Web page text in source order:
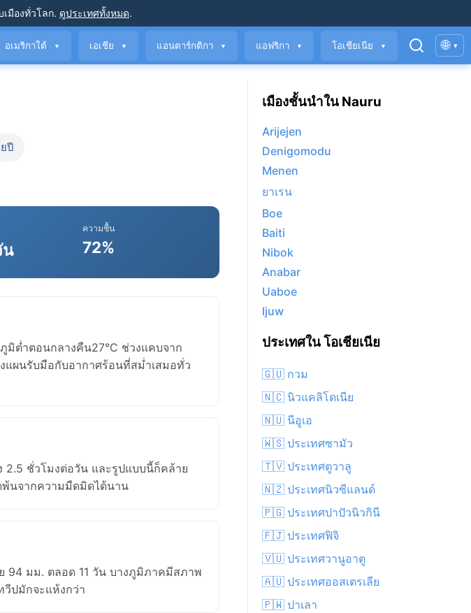
เมืองทั่วโลก. ดูประเทศทั้งหมด.
อเมริกาใต้ ▼ เอเชีย ▼ แอนตาร์กติกา ▼ แอฟริกา ▼ โอเชียเนีย ▼ 🌐 ▾
ปี
ความชื้น
72%
มิต่ำตอนกลางคืน27°C ช่วงแคบจาก
แผนรับมือกับอากาศร้อนที่สม่ำเสมอทั่ว
ชั่วโมงต่อวัน และรูปแบบนี้ก็คล้าย
นจากความมืดมิดได้นาน
94 มม. ตลอด 11 วัน บางภูมิภาคมีสภาพ
ปมักจะแห้งกว่า
เมืองชั้นนำใน Nauru
Arijejen
Denigomodu
Menen
ยาเรน
Boe
Baiti
Nibok
Anabar
Uaboe
Ijuw
ประเทศใน โอเชียเนีย
🇬🇺 กวม
🇳🇨 นิวแคลิโดเนีย
🇳🇺 นีอูเอ
🇼🇸 ประเทศซามัว
🇹🇻 ประเทศตูวาลู
🇳🇿 ประเทศนิวซีแลนด์
🇵🇬 ประเทศปาปัวนิวกินี
🇫🇯 ประเทศฟิจิ
🇻🇺 ประเทศวานูอาตู
🇦🇺 ประเทศออสเตรเลีย
🇵🇼 ปาเลา